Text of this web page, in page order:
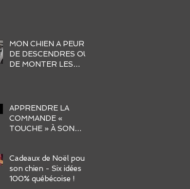
MON CHIEN A PEUR
DE DESCENDRES OU
DE MONTER LES
APPRENDRE LA
COMMANDE «
TOUCHE » À SON
Cadeaux de Noël pour
son chien - Six idées
100% québécoise !